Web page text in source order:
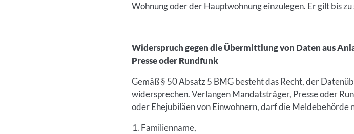
Wohnung oder der Hauptwohnung einzulegen. Er gilt bis
Widerspruch gegen die Übermittlung von Daten aus
Presse oder Rundfunk
Gemäß § 50 Absatz 5 BMG besteht das Recht, der
widersprechen. Verlangen Mandatsträger, Presse oder
oder Ehejubiläen von Einwohnern, darf die Meldebehörde
Familienname,